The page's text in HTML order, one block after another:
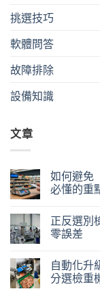
挑選技巧
軟體問答
故障排除
設備知識
文章
如何避免
必懂的重
正反選別
零誤差
自動化升
分選檢重